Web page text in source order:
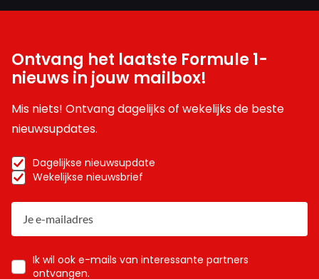
Ontvang het laatste Formule 1-
nieuws in jouw mailbox!
Mis niets! Ontvang dagelijks of wekelijks de beste
nieuwsupdates.
Dagelijkse nieuwsupdate
Wekelijkse nieuwsbrief
Ik wil ook e-mails van interessante partners
ontvangen.